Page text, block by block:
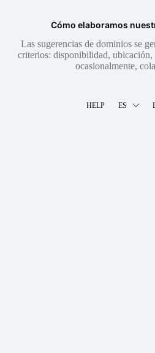
Cómo elaboramos
Las sugerencias de dominios se
criterios: disponibilidad,
ocasionalmente,
HELP ES